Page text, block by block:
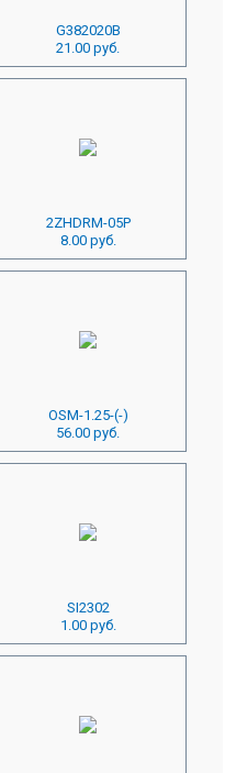
G382020B
21.00 руб.
2ZHDRM-05P
8.00 руб.
OSM-1.25-(-)
56.00 руб.
SI2302
1.00 руб.